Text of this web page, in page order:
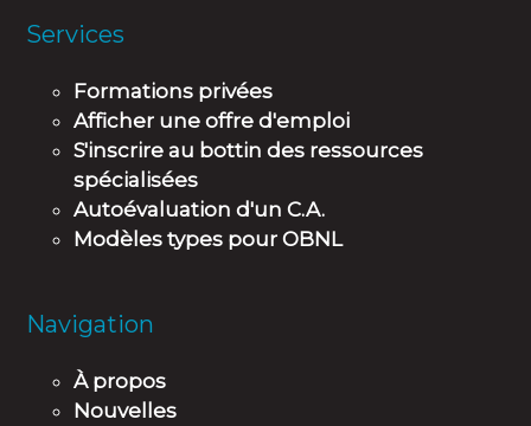
Services
Formations privées
Afficher une offre d'emploi
S'inscrire au bottin des ressources
spécialisées
Autoévaluation d'un C.A.
Modèles types pour OBNL
Navigation
À propos
Nouvelles